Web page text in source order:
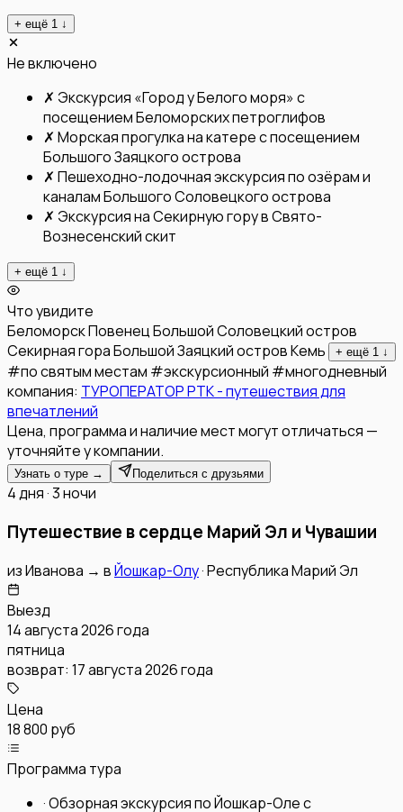
+ ещё 1 ↓
Не включено
✗ Экскурсия «Город у Белого моря» с
посещением Беломорских петроглифов
✗ Морская прогулка на катере с посещением
Большого Заяцкого острова
✗ Пешеходно-лодочная экскурсия по озёрам и
каналам Большого Соловецкого острова
✗ Экскурсия на Секирную гору в Свято-
Вознесенский скит
+ ещё 1 ↓
Что увидите
БеломорскПовенецБольшой Соловецкий остров
Секирная гораБольшой Заяцкий островКемь + ещё 1 ↓
#по святым местам #экскурсионный #многодневный
компания: ТУРОПЕРАТОР РТК - путешествия для
впечатлений
Цена, программа и наличие мест могут отличаться —
уточняйте у компании.
Узнать о туре → Поделиться с друзьями
4 дня · 3 ночи
Путешествие в сердце Марий Эл и Чувашии
изИванова → вЙошкар-Олу·Республика Марий Эл
Выезд
14 августа 2026 года
пятница
возврат: 17 августа 2026 года
Цена
18 800 руб
Программа тура
·Обзорная экскурсия по Йошкар-Оле с